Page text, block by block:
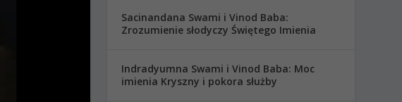
Sacinandana Swami i Vinod Baba:
Zrozumienie słodyczy Świętego Imienia
Indradyumna Swami i Vinod Baba: Moc
imienia Kryszny i pokora służby